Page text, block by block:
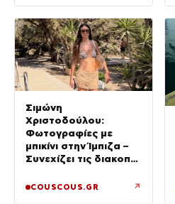
Σιμώνη
Χριστοδούλου:
Φωτογραφίες με
μπικίνι στην Ίμπιζα –
Συνεχίζει τις διακοπές
της, Αντρέα Γεωργίου
COUSCOUS.GR ↗